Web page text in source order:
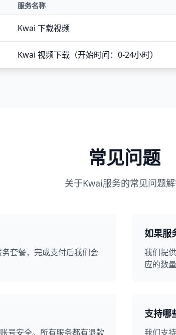
服务名称
Kwai 下载视频
Kwai 视频下载（开始时间：0-24小时）
常见问题
关于Kwai服务的常见问题
套餐，完成支付后我们会
号安全。所有服务都有退款
如果服
我们提
应的数
支持哪
我们支